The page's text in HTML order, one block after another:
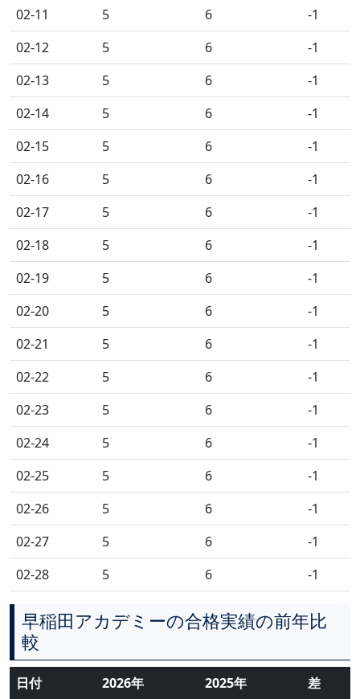
02-11
5 6
-1
02-12
5 6
-1
02-13
5 6
-1
02-14
5 6
-1
02-15
5 6
-1
02-16
5 6
-1
02-17
5 6
-1
02-18
5 6
-1
02-19
5 6
-1
02-20
5 6
-1
02-21
5 6
-1
02-22
5 6
-1
02-23
5 6
-1
02-24
5 6
-1
02-25
5 6
-1
02-26
5 6
-1
02-27
5 6
-1
02-28
5 6 -1
早稲田アカデミーの合格実績の前年比
較
日付 2026年 2025年 差